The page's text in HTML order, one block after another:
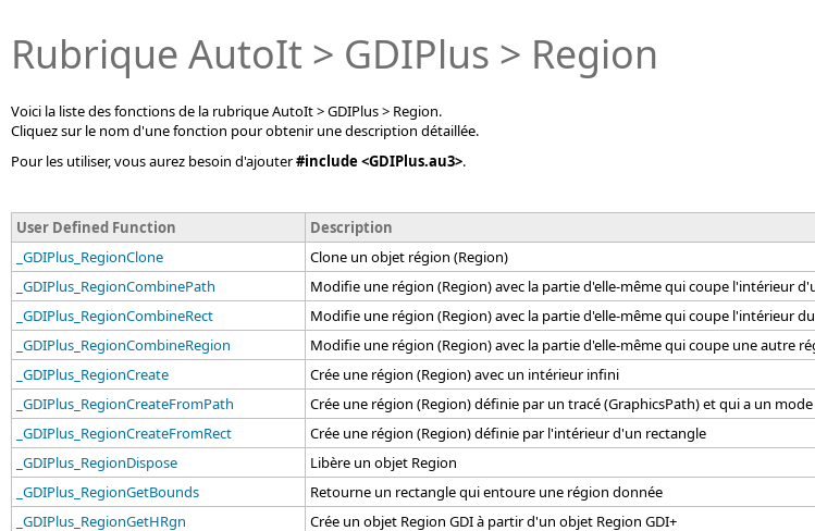
Rubrique AutoIt > GDIPlus > Region
Voici la liste des fonctions de la rubrique AutoIt > GDIPlus > Region.
Cliquez sur le nom d'une fonction pour obtenir une description détaillée.
Pour les utiliser, vous aurez besoin d'ajouter#include <GDIPlus.au3>.
User Defined Function
Description
_GDIPlus_RegionClone
Clone un objet région (Region)
_GDIPlus_RegionCombinePath
Modifie une région (Region) avec la partie d'elle-même qui coupe l'intérieur
_GDIPlus_RegionCombineRect
Modifie une région (Region) avec la partie d'elle-même qui coupe l'intérieur
_GDIPlus_RegionCombineRegion
Modifie une région (Region) avec la partie d'elle-même qui coupe une autre
_GDIPlus_RegionCreate
Crée une région (Region) avec un intérieur infini
_GDIPlus_RegionCreateFromPath
Crée une région (Region) définie par un tracé (GraphicsPath) et qui a un
_GDIPlus_RegionCreateFromRect
Crée une région (Region) définie par l'intérieur d'un rectangle
_GDIPlus_RegionDispose
Libère un objet Region
_GDIPlus_RegionGetBounds
Retourne un rectangle qui entoure une région donnée
_GDIPlus_RegionGetHRgn
Crée un objet Region GDI à partir d'un objet Region GDI+